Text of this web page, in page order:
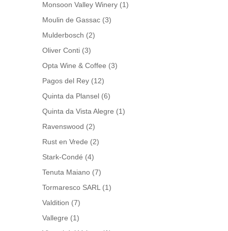
Monsoon Valley Winery (1)
Moulin de Gassac (3)
Mulderbosch (2)
Oliver Conti (3)
Opta Wine & Coffee (3)
Pagos del Rey (12)
Quinta da Plansel (6)
Quinta da Vista Alegre (1)
Ravenswood (2)
Rust en Vrede (2)
Stark-Condé (4)
Tenuta Maiano (7)
Tormaresco SARL (1)
Valdition (7)
Vallegre (1)